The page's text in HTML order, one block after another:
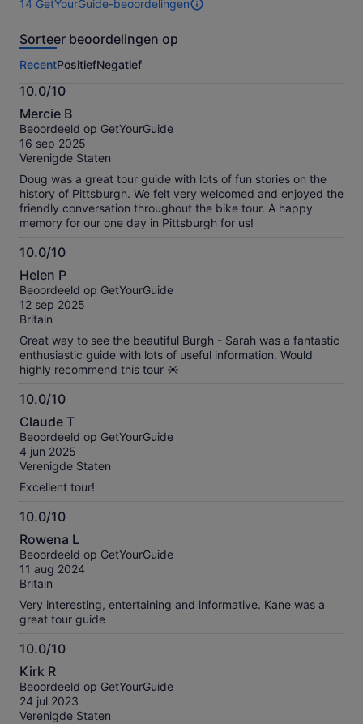
14 GetYourGuide-beoordelingen
14
van
activiteit.
Meer
informatie
over
onze
geverifieerde
beoordelingen
Sorteer beoordelingen op
RecentPositiefNegatief
10.0/10
10.0
van
10
Mercie B
Beoordeeld op GetYourGuide
16 sep 2025
Verenigde Staten
Doug was a great tour guide with lots of fun stories on the
history of Pittsburgh. We felt very welcomed and enjoyed the
friendly conversation throughout the bike tour. A happy
memory for our one day in Pittsburgh for us!
10.0/10
10.0
van
10
Helen P
Beoordeeld op GetYourGuide
12 sep 2025
Britain
Great way to see the beautiful Burgh - Sarah was a fantastic
enthusiastic guide with lots of useful information. Would
highly recommend this tour ☀️
10.0/10
10.0
van
10
Claude T
Beoordeeld op GetYourGuide
4 jun 2025
Verenigde Staten
Excellent tour!
10.0/10
10.0
van
10
Rowena L
Beoordeeld op GetYourGuide
11 aug 2024
Britain
Very interesting, entertaining and informative. Kane was a
great tour guide
10.0/10
10.0
van
10
Kirk R
Beoordeeld op GetYourGuide
24 jul 2023
Verenigde Staten